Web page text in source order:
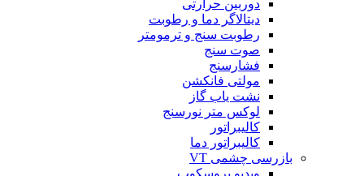
دوربین حرارتی
دیتالاگر دما و رطوبت
رطوبت سنج و ترمومتر
صوت سنج
فشارسنج
مولتی فانکشن
نشت یاب گاز
لوکس متر نورسنج
کالیبراتور
کالیبراتور دما
بازرسی چشمی VT